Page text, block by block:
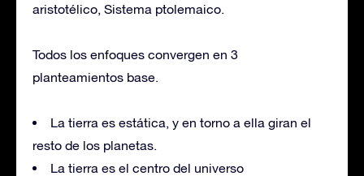
aristotélico, Sistema ptolemaico.
Todos los enfoques convergen en 3
planteamientos base.
La tierra es estática, y en torno a ella giran el
resto de los planetas.
La tierra es el centro del universo